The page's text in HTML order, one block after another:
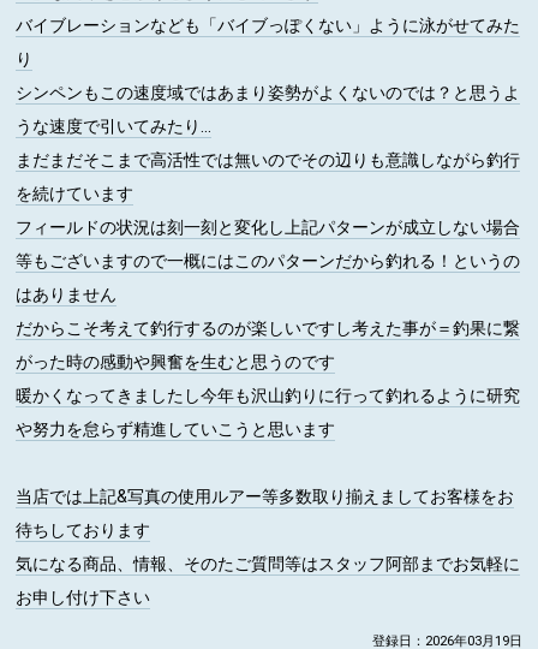
バイブレーションなども「バイブっぽくない」ように泳がせてみた
り
シンペンもこの速度域ではあまり姿勢がよくないのでは？と思うよ
うな速度で引いてみたり...
まだまだそこまで高活性では無いのでその辺りも意識しながら釣行
を続けています
フィールドの状況は刻一刻と変化し上記パターンが成立しない場合
等もございますので一概にはこのパターンだから釣れる！というの
はありません
だからこそ考えて釣行するのが楽しいですし考えた事が＝釣果に繋
がった時の感動や興奮を生むと思うのです
暖かくなってきましたし今年も沢山釣りに行って釣れるように研究
や努力を怠らず精進していこうと思います
当店では上記&写真の使用ルアー等多数取り揃えましてお客様をお
待ちしております
気になる商品、情報、そのたご質問等はスタッフ阿部までお気軽に
お申し付け下さい
登録日：2026年03月19日